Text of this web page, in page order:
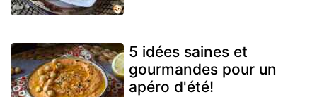
5 idées saines et
gourmandes pour un
apéro d'été!